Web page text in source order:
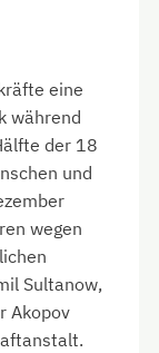
eine
während
der 18
und
wegen
Sultanow,
Akopov